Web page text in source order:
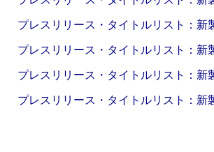
プレスリリース・タイトルリスト：
プレスリリース・タイトルリスト：
プレスリリース・タイトルリスト：
プレスリリース・タイトルリスト：